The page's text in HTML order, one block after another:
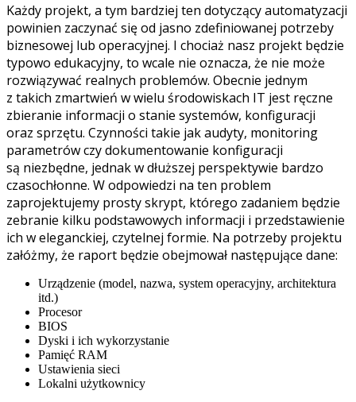
Każdy projekt, a tym bardziej ten dotyczący automatyzacji
powinien zaczynać się od jasno zdefiniowanej potrzeby
biznesowej lub operacyjnej. I chociaż nasz projekt będzie
typowo edukacyjny, to wcale nie oznacza, że nie może
rozwiązywać realnych problemów. Obecnie jednym
z takich zmartwień w wielu środowiskach IT jest ręczne
zbieranie informacji o stanie systemów, konfiguracji
oraz sprzętu. Czynności takie jak audyty, monitoring
parametrów czy dokumentowanie konfiguracji
są niezbędne, jednak w dłuższej perspektywie bardzo
czasochłonne. W odpowiedzi na ten problem
zaprojektujemy prosty skrypt, którego zadaniem będzie
zebranie kilku podstawowych informacji i przedstawienie
ich w eleganckiej, czytelnej formie. Na potrzeby projektu
załóżmy, że raport będzie obejmował następujące dane:
Urządzenie (model, nazwa, system operacyjny, architektura
itd.)
Procesor
BIOS
Dyski i ich wykorzystanie
Pamięć RAM
Ustawienia sieci
Lokalni użytkownicy